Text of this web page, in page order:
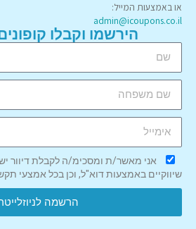
או באמצעות המייל:
admin@icoupons.co.il
הירשמו וקבלו
אני מאשר/ת ומסכימ/ה לקבלת דיוור
שיווקיים באמצעות דוא"ל, וכן בכל אמצעי
הרשמה